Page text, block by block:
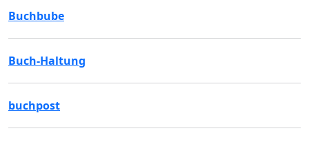
Buchbube
Buch-Haltung
buchpost